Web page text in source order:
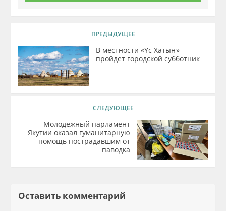
ПРЕДЫДУЩЕЕ
В местности «Үс Хатыҥ»
пройдет городской субботник
СЛЕДУЮЩЕЕ
Молодежный парламент
Якутии оказал гуманитарную
помощь пострадавшим от
паводка
Оставить комментарий